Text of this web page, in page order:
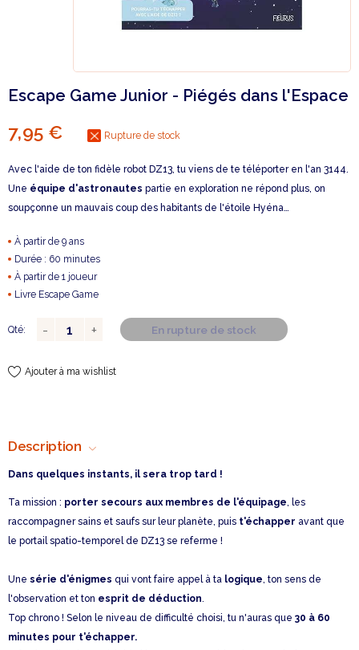
Escape Game Junior - Piégés dans l'Espace
7,95 € Rupture de stock
Avec l'aide de ton fidèle robot DZ13, tu viens de te téléporter en l'an 3144.
Une équipe d'astronautes partie en exploration ne répond plus, on
soupçonne un mauvais coup des habitants de l'étoile Hyéna…
À partir de 9 ans
Durée : 60 minutes
À partir de 1 joueur
Livre Escape Game
Qté: En rupture de stock
Ajouter à ma wishlist
Description
Dans quelques instants, il sera trop tard !
Ta mission : porter secours aux membres de l'équipage, les
raccompagner sains et saufs sur leur planète, puis t'échapper avant que
le portail spatio-temporel de DZ13 se referme !
Une série d'énigmes qui vont faire appel à ta logique, ton sens de
l'observation et ton esprit de déduction.
Top chrono ! Selon le niveau de difficulté choisi, tu n'auras que 30 à 60
minutes pour t'échapper.